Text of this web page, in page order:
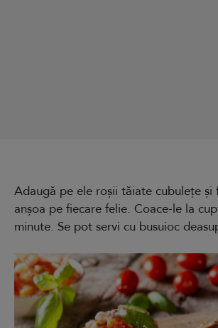
Adaugă pe ele roșii tăiate cubulețe și
anșoa pe fiecare felie. Coace-le la
minute. Se pot servi cu busuioc